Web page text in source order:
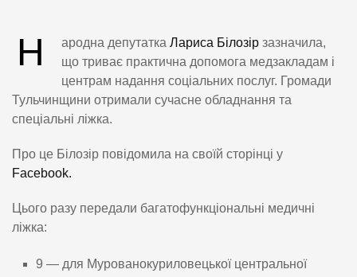
Н ародна депутатка Лариса Білозір зазначила,
що триває практична допомога медзакладам і
центрам надання соціальних послуг. Громади
Тульчинщини отримали сучасне обладнання та
спеціальні ліжка.
Про це Білозір повідомила на своїй сторінці у
Facebook.
Цього разу передали багатофункціональні медичні
ліжка:
9 — для Мурованокуриловецької центральної